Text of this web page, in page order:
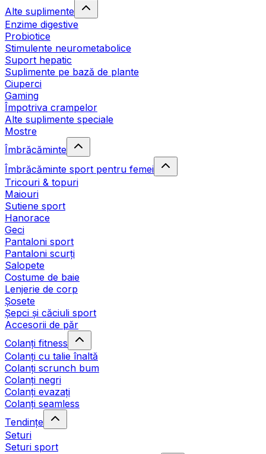
Alte suplimente
Enzime digestive
Probiotice
Stimulente neurometabolice
Suport hepatic
Suplimente pe bază de plante
Ciuperci
Gaming
Împotriva crampelor
Alte suplimente speciale
Mostre
Îmbrăcăminte
Îmbrăcăminte sport pentru femei
Tricouri & topuri
Maiouri
Sutiene sport
Hanorace
Geci
Pantaloni sport
Pantaloni scurți
Salopete
Costume de baie
Lenjerie de corp
Șosete
Șepci și căciuli sport
Accesorii de păr
Colanți fitness
Colanți cu talie înaltă
Colanți scrunch bum
Colanți negri
Colanți evazați
Colanți seamless
Tendințe
Seturi
Seturi sport